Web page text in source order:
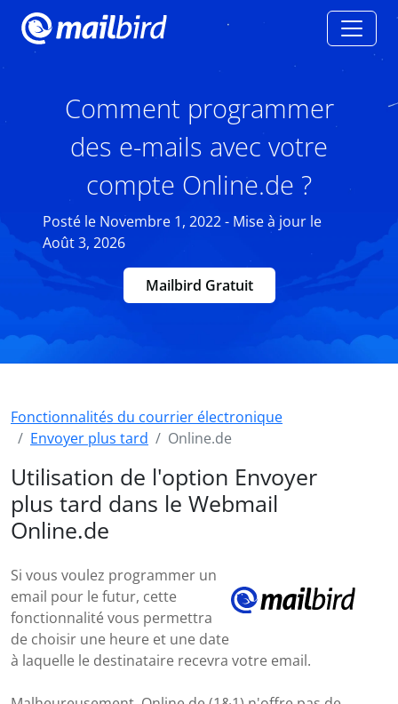
Comment programmer
des e-mails avec votre
compte Online.de ?
Posté le Novembre 1, 2022 - Mise à jour le
Août 3, 2026
Mailbird Gratuit
Fonctionnalités du courrier électronique
Envoyer plus tard
Online.de
Utilisation de l'option Envoyer
plus tard dans le Webmail
Online.de
Si vous voulez programmer un
email pour le futur, cette
fonctionnalité vous permettra
de choisir une heure et une date
à laquelle le destinataire recevra votre email.